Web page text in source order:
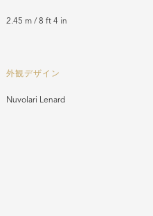
2.45 m / 8 ft 4 in
外観デザイン
Nuvolari Lenard